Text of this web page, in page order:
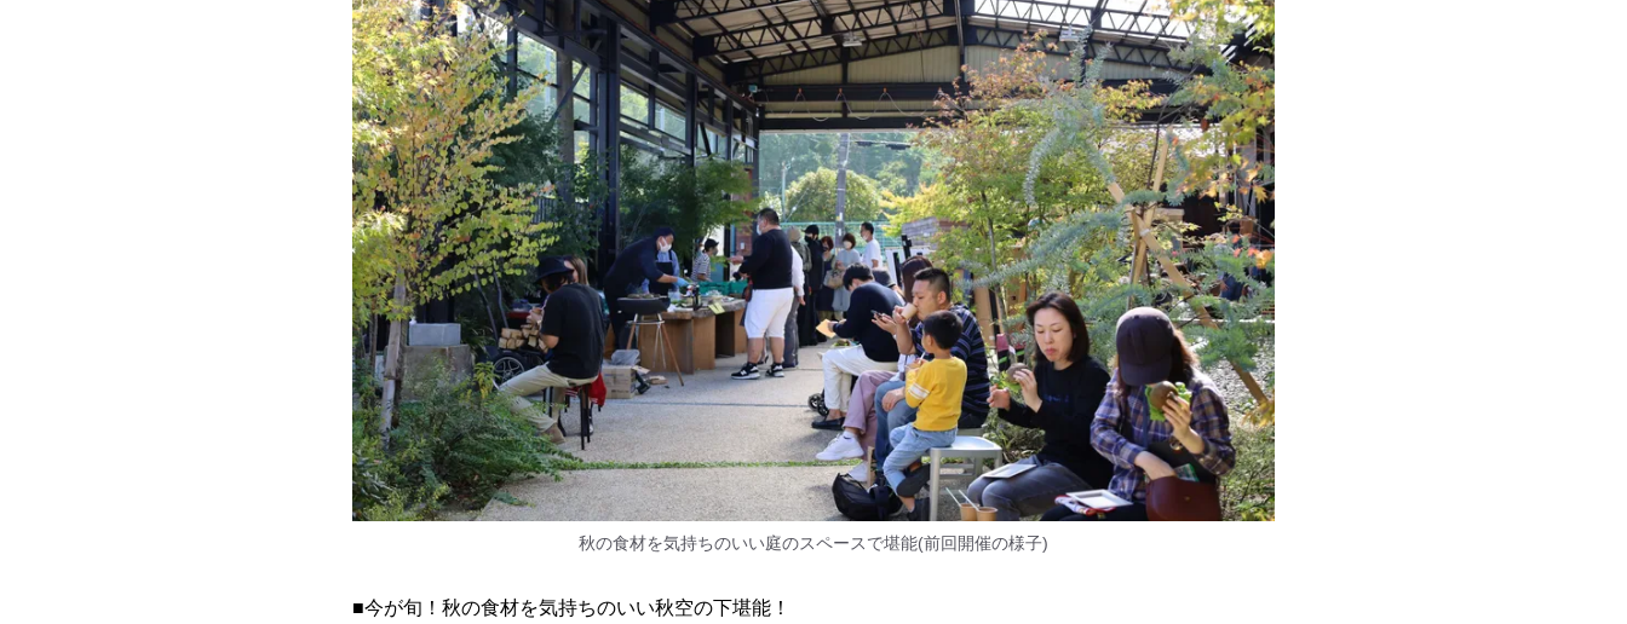
秋の食材を気持ちのいい庭のスペースで堪能(前回開催の様子)
■今が旬！秋の食材を気持ちのいい秋空の下堪能！